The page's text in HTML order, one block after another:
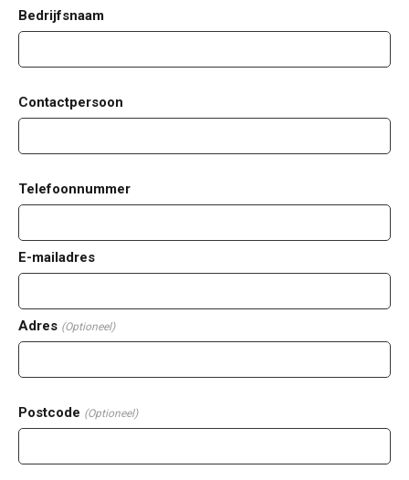
Bedrijfsnaam
Contactpersoon
Telefoonnummer
E-mailadres
Adres (Optioneel)
Postcode (Optioneel)